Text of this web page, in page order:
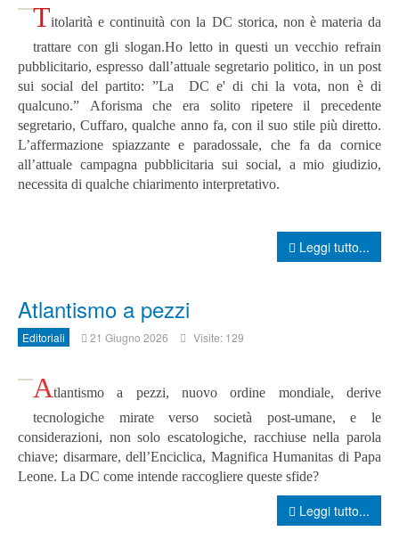
Titolarità e continuità con la DC storica, non è materia da
trattare con gli slogan.Ho letto in questi un vecchio refrain
pubblicitario, espresso dall’attuale segretario politico, in un post
sui social del partito: ”La DC e' di chi la vota, non è di
qualcuno.” Aforisma che era solito ripetere il precedente
segretario, Cuffaro, qualche anno fa, con il suo stile più diretto.
L’affermazione spiazzante e paradossale, che fa da cornice
all’attuale campagna pubblicitaria sui social, a mio giudizio,
necessita di qualche chiarimento interpretativo.
Leggi tutto...
Atlantismo a pezzi
Editoriali 21 Giugno 2026 Visite: 129
Atlantismo a pezzi, nuovo ordine mondiale, derive
tecnologiche mirate verso società post-umane, e le
considerazioni, non solo escatologiche, racchiuse nella parola
chiave; disarmare, dell’Enciclica, Magnifica Humanitas di Papa
Leone. La DC come intende raccogliere queste sfide?
Leggi tutto...